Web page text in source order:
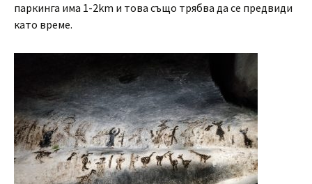
паркинга има 1-2km и това също трябва да се предвиди
като време.